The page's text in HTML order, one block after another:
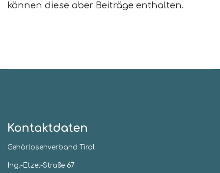
können diese aber Beiträge enthalten.
Kontaktdaten
Gehörlosenverband Tirol
Ing.-Etzel-Straße 67